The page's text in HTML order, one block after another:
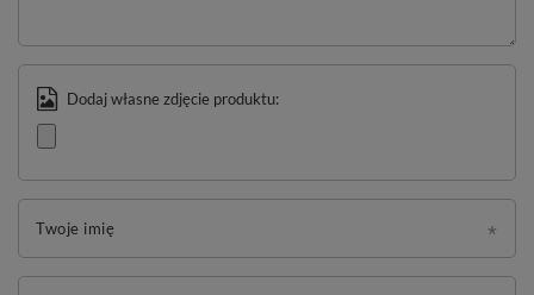
Dodaj własne zdjęcie produktu:
Twoje imię